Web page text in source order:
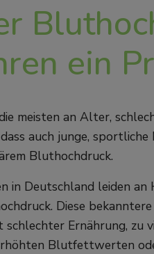
ein
meisten an Alter,
auch junge,
Bluthochdruck.
in Deutschland leiden
Diese
schlechter Ernährung,
Blutfettwerten